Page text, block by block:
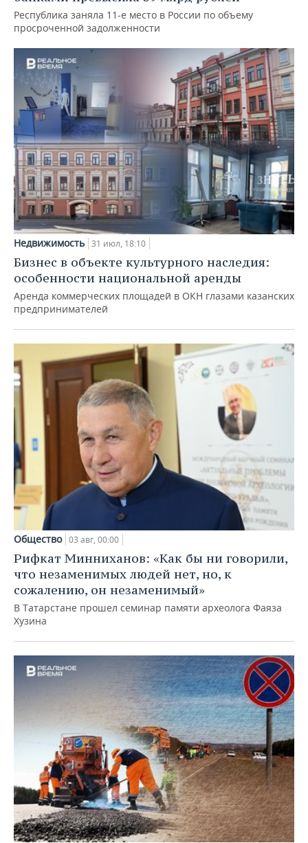
Республика заняла 11-е место в России по объему
просроченной задолженности
Недвижимость 31 июл, 18:10
Бизнес в объекте культурного наследия:
особенности национальной аренды
Аренда коммерческих площадей в ОКН глазами казанских
предпринимателей
Общество 03 авг, 00:00
Рифкат Минниханов: «Как бы ни говорили,
что незаменимых людей нет, но, к
сожалению, он незаменимый»
В Татарстане прошел семинар памяти археолога Фаяза
Хузина